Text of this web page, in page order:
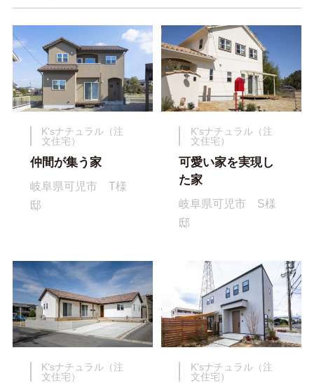
K'sナチュラル（注
文住宅）
仲間が集う家
岐阜県可児市 T様
邸
K'sナチュラル（注
文住宅）
可愛い家を実現し
た家
岐阜県可児市 S様
邸
K'sナチュラル（注
文住宅）
K'sナチュラル（注
文住宅）